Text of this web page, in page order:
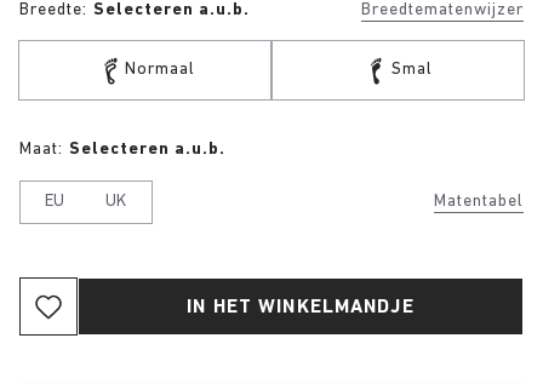
Breedte: Selecteren a.u.b. Breedtematenwijzer
Normaal Smal
Matentabel
Maat: Selecteren a.u.b.
EU UK
IN HET WINKELMANDJE